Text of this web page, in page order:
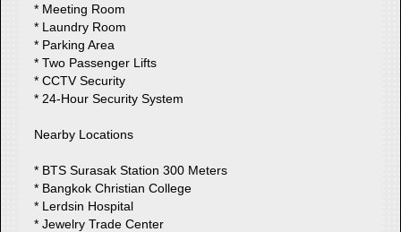
* Meeting Room
* Laundry Room
* Parking Area
* Two Passenger Lifts
* CCTV Security
* 24-Hour Security System
Nearby Locations
* BTS Surasak Station 300 Meters
* Bangkok Christian College
* Lerdsin Hospital
* Jewelry Trade Center